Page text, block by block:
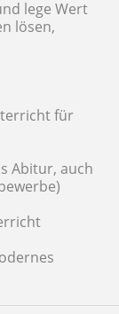
lege Wert
lösen,
für
Abitur, auch